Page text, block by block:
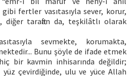
fertler vasıtasıyla sever, korur,
taraftan da, teşkilâtlı olarak
sevmekte, korumakta,
Bunu şöyle de ifade etmek
bir kavmin inhisarında değildir;
çevirdiğinde, ulu ve yüce Allah